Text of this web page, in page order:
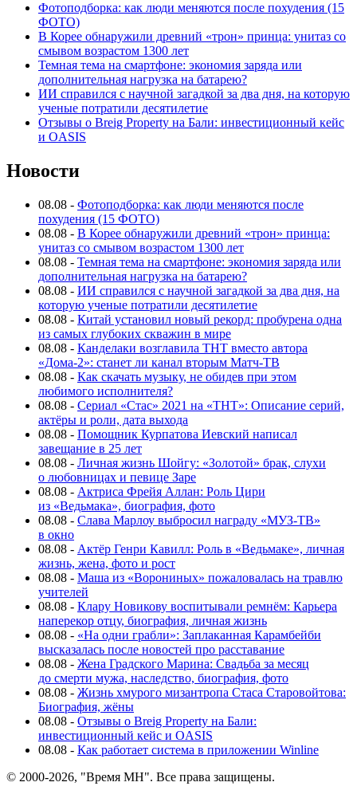
Фотоподборка: как люди меняются после похудения (15
ФОТО)
В Корее обнаружили древний «трон» принца: унитаз со
смывом возрастом 1300 лет
Темная тема на смартфоне: экономия заряда или
дополнительная нагрузка на батарею?
ИИ справился с научной загадкой за два дня, на которую
ученые потратили десятилетие
Отзывы о Breig Property на Бали: инвестиционный кейс
и OASIS
Новости
08.08 - Фотоподборка: как люди меняются после
похудения (15 ФОТО)
08.08 - В Корее обнаружили древний «трон» принца:
унитаз со смывом возрастом 1300 лет
08.08 - Темная тема на смартфоне: экономия заряда или
дополнительная нагрузка на батарею?
08.08 - ИИ справился с научной загадкой за два дня, на
которую ученые потратили десятилетие
08.08 - Китай установил новый рекорд: пробурена одна
из самых глубоких скважин в мире
08.08 - Канделаки возглавила ТНТ вместо автора
«Дома-2»: станет ли канал вторым Матч-ТВ
08.08 - Как скачать музыку, не обидев при этом
любимого исполнителя?
08.08 - Сериал «Стас» 2021 на «ТНТ»: Описание серий,
актёры и роли, дата выхода
08.08 - Помощник Курпатова Иевский написал
завещание в 25 лет
08.08 - Личная жизнь Шойгу: «Золотой» брак, слухи
о любовницах и певице Заре
08.08 - Актриса Фрейя Аллан: Роль Цири
из «Ведьмака», биография, фото
08.08 - Слава Марлоу выбросил награду «МУЗ-ТВ»
в окно
08.08 - Актёр Генри Кавилл: Роль в «Ведьмаке», личная
жизнь, жена, фото и рост
08.08 - Маша из «Ворониных» пожаловалась на травлю
учителей
08.08 - Клару Новикову воспитывали ремнём: Карьера
наперекор отцу, биография, личная жизнь
08.08 - «На одни грабли»: Заплаканная Карамбейби
высказалась после новостей про расставание
08.08 - Жена Градского Марина: Свадьба за месяц
до смерти мужа, наследство, биография, фото
08.08 - Жизнь хмурого мизантропа Стаса Старовойтова:
Биография, жёны
08.08 - Отзывы о Breig Property на Бали:
инвестиционный кейс и OASIS
08.08 - Как работает система в приложении Winline
© 2000-2026, "Время МН". Все права защищены.